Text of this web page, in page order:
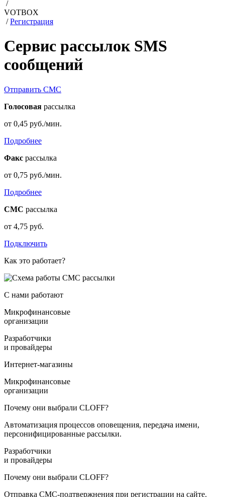
/
VOTBOX
/Регистрация
Сервис рассылок SMS
сообщений
Отправить СМС
Голосовая рассылка
от 0,45 руб./мин.
Подробнее
Факс рассылка
от 0,75 руб./мин.
Подробнее
СМС рассылка
от 4,75 руб.
Подключить
Как это работает?
С нами работают
Микрофинансовые
организации
Разработчики
и провайдеры
Интернет-магазины
Микрофинансовые
организации
Почему они выбрали CLOFF?
Автоматизация процессов оповещения, передача имени,
персонифицированные рассылки.
Разработчики
и провайдеры
Почему они выбрали CLOFF?
Отправка СМС-подтвержнения при регистрации на сайте.